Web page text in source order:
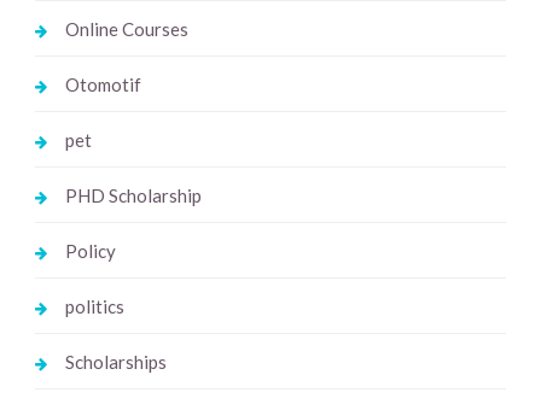
Online Courses
Otomotif
pet
PHD Scholarship
Policy
politics
Scholarships